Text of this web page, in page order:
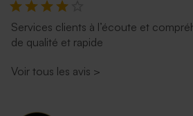
Enveloppe rose pâle
Services clients à l’écoute et
de qualité et rapide
Voir tous les avis >